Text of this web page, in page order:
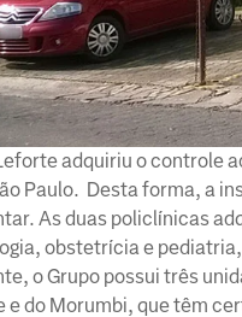
adquiriu o controle
Paulo. Desta forma, a
As duas policlínicas
obstetrícia e
o Grupo possui três
e do Morumbi, que têm